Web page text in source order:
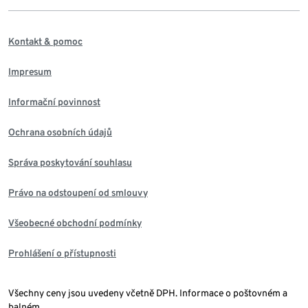
Kontakt & pomoc
Impresum
Informační povinnost
Ochrana osobních údajů
Správa poskytování souhlasu
Právo na odstoupení od smlouvy
Všeobecné obchodní podmínky
Prohlášení o přístupnosti
Všechny ceny jsou uvedeny včetně DPH. Informace o poštovném a